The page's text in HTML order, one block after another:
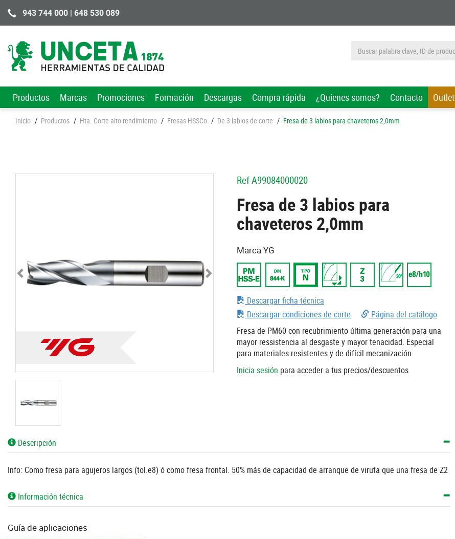
943 744 000 | 648 530 089
Productos Marcas Promociones Formación Descargas Compra rápida ¿Quienes somos? Contacto Outlet
Inicio / Productos / Hta. Corte alto rendimiento / Fresas HSSCo / De 3 labios de corte / Fresa de 3 labios para chaveteros 2,0mm
RefA99084000020
Fresa de 3 labios para
chaveteros 2,0mm
Marca YG
Descargar ficha técnica
Descargar condiciones de corte
Página del catálogo
Fresa de PM60 con recubrimiento última generación para una
mayor ressistencia al desgaste y mayor tenacidad. Especial
para materiales resistentes y de difícil mecanización.
Inicia sesión para acceder a tus precios/descuentos
Descripción
Info: Como fresa para agujeros largos (tol.e8) ó como fresa frontal. 50% más de capacidad de arranque de viruta que una fresa de Z2
Información técnica
Guía de aplicaciones